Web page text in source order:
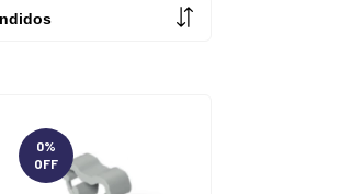
0%
OFF